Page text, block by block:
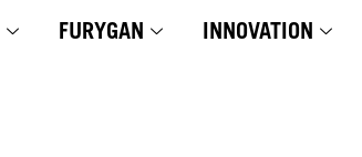
FURYGAN INNOVATION